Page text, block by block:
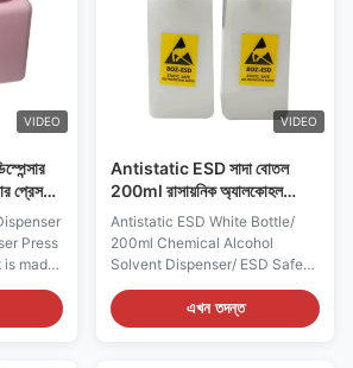
inside.
the
is
the
from inside. Each time it is
pressed, only the required
amount of liquid will be poured
out to eliminate the waste
caused by evaporatio
VIDEO
প্রেস
Press
is made
VIDEO
Antistatic ESD সাদা বোতল
200ml রাসায়নিক অ্যালকোহল
দ্রাবক ডিসপেনসার প্লাস্টিক
Antistatic ESD White Bottle/
200ml Chemical Alcohol
Solvent Dispenser/ ESD Safe
Antistatic Plastic Bottle
Description: 1. Made of HDPE
plastic with stainless steel
এখন তদন্ত